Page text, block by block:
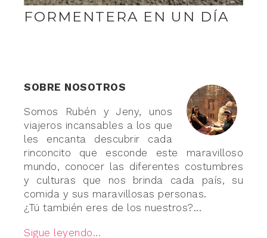
FORMENTERA EN UN DÍA
SOBRE NOSOTROS
Somos Rubén y Jeny, unos
viajeros incansables a los que
les encanta descubrir cada
rinconcito que esconde este maravilloso
mundo, conocer las diferentes costumbres
y culturas que nos brinda cada país, su
comida y sus maravillosas personas.
¿Tú también eres de los nuestros?...
Sigue leyendo...